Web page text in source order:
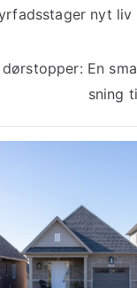
nyt liv
dørstopper: En
sning